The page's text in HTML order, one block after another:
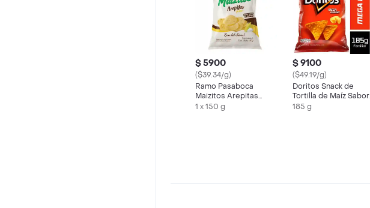
$ 5900
($39.34/g)
Ramo Pasaboca
Maizitos Arepitas
Queso
1 x 150 g
$ 9100
($49.19/g)
Doritos Snack de
Tortilla de Maíz Sabor
Mega Queso
185 g